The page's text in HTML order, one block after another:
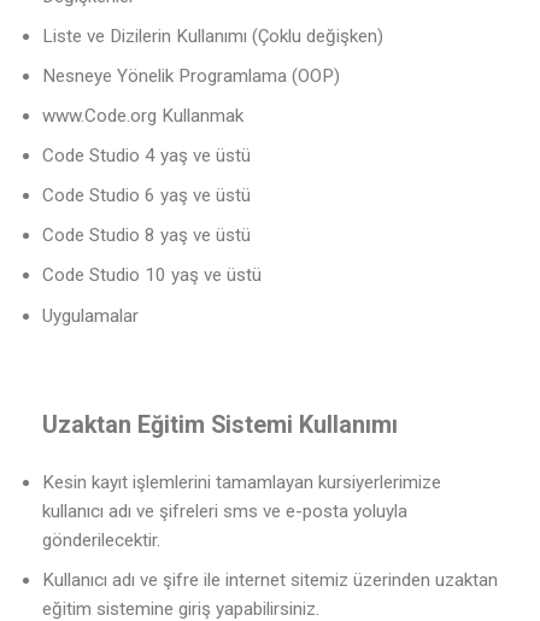
Liste ve Dizilerin Kullanımı (Çoklu değişken)
Nesneye Yönelik Programlama (OOP)
www.Code.org Kullanmak
Code Studio 4 yaş ve üstü
Code Studio 6 yaş ve üstü
Code Studio 8 yaş ve üstü
Code Studio 10 yaş ve üstü
Uygulamalar
Uzaktan Eğitim Sistemi Kullanımı
Kesin kayıt işlemlerini tamamlayan kursiyerlerimize
kullanıcı adı ve şifreleri sms ve e-posta yoluyla
gönderilecektir.
Kullanıcı adı ve şifre ile internet sitemiz üzerinden uzaktan
eğitim sistemine giriş yapabilirsiniz.